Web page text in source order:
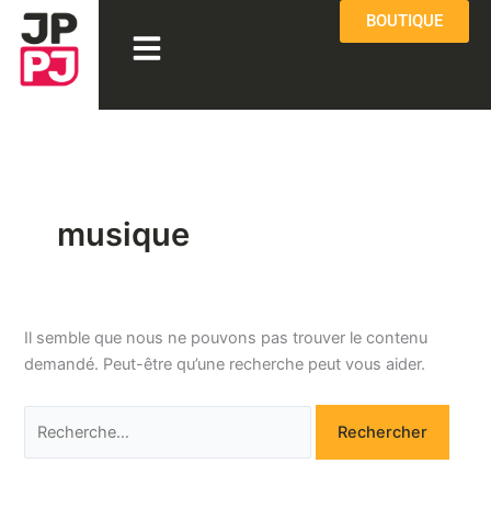
Aller
contenu
Menu BOUTIQUE
musique
Il semble que nous ne pouvons pas trouver le contenu
demandé. Peut-être qu’une recherche peut vous aider.
Rechercher :